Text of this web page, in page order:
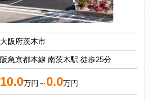
大阪府茨木市
阪急京都本線 南茨木駅 徒歩25分
10.0万円～ 0.0万円